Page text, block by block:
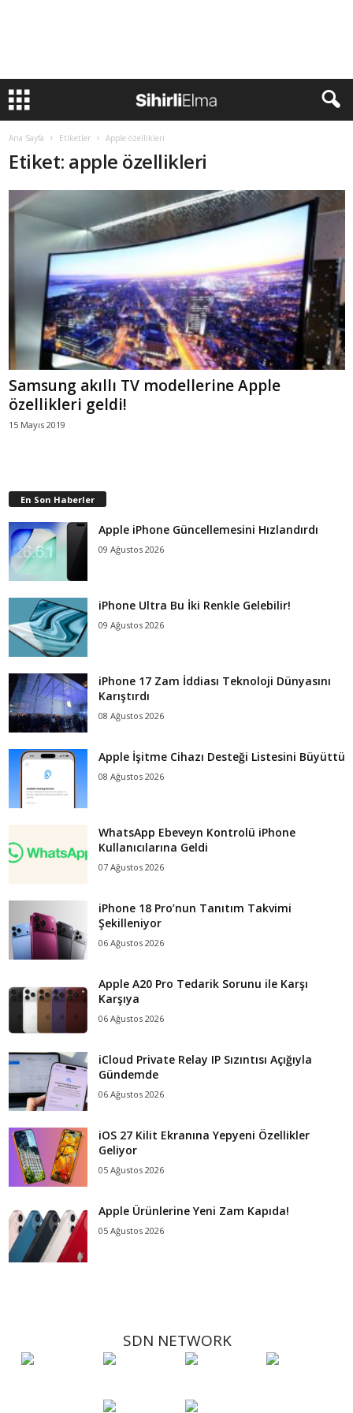
Ana Sayfa Etiketler Apple özellikleri
Etiket: apple özellikleri
Samsung akıllı TV modellerine Apple
özellikleri geldi!
15 Mayıs 2019
En Son Haberler
Apple iPhone Güncellemesini Hızlandırdı
09 Ağustos 2026
iPhone Ultra Bu İki Renkle Gelebilir!
09 Ağustos 2026
iPhone 17 Zam İddiası Teknoloji Dünyasını
Karıştırdı
08 Ağustos 2026
Apple İşitme Cihazı Desteği Listesini Büyüttü
08 Ağustos 2026
WhatsApp Ebeveyn Kontrolü iPhone
Kullanıcılarına Geldi
07 Ağustos 2026
iPhone 18 Pro’nun Tanıtım Takvimi
Şekilleniyor
06 Ağustos 2026
Apple A20 Pro Tedarik Sorunu ile Karşı
Karşıya
06 Ağustos 2026
iCloud Private Relay IP Sızıntısı Açığıyla
Gündemde
06 Ağustos 2026
iOS 27 Kilit Ekranına Yepyeni Özellikler
Geliyor
05 Ağustos 2026
Apple Ürünlerine Yeni Zam Kapıda!
05 Ağustos 2026
SDN NETWORK